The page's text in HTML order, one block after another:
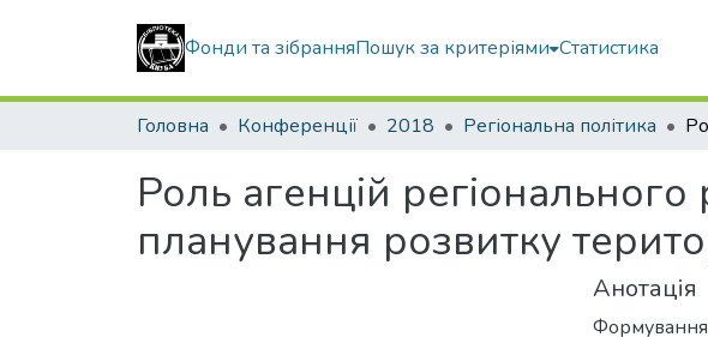
Фонди та зібранняПошук за критеріями Статистика
Головна Конференції 2018 Регіональна політика
Роль агенцій регіонального
планування розвитку
Анотація
Формування